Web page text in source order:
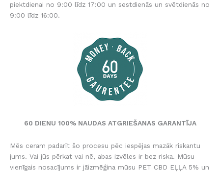
piektdienai no 9:00 līdz 17:00 un sestdienās un svētdienās no
9:00 līdz 16:00.
60 DIENU 100% NAUDAS ATGRIEŠANAS GARANTĪJA
Mēs ceram padarīt šo procesu pēc iespējas mazāk riskantu
jums. Vai jūs pērkat vai nē, abas izvēles ir bez riska. Mūsu
vienīgais nosacījums ir jāizmēģina mūsu PET CBD EĻĻA 5% un